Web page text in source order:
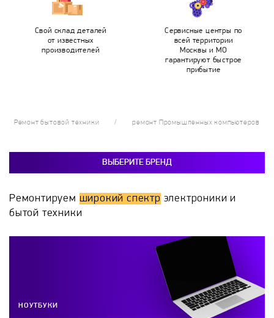
Свой склад деталей
от известных
производителей
Сервисные центры по
всей территории
Москвы и МО
гарантируют быстрое
прибытие
Ремонт бытовой техники ремонт Промышленных компьютеров
ВЫБЕРИТЕ БРЕНД
Ремонтируем широкий спектр электроники и
бытой техники
НОУТБУКИ